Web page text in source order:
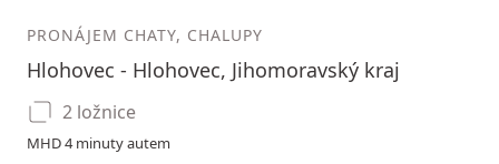
PRONÁJEM CHATY, CHALUPY
Hlohovec - Hlohovec, Jihomoravský kraj
2 ložnice
MHD 4 minuty autem